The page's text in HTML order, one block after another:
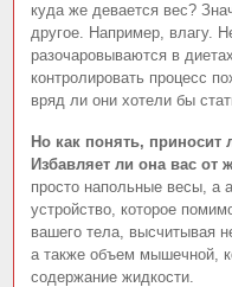
куда же девается вес?
другое. Например, влагу.
разочаровываются в
контролировать процесс
вряд ли они хотели бы
Но как понять,
Избавляет ли она вас от
просто напольные весы, а
устройство, которое
вашего тела, высчитывая
а также объем мышечной,
содержание жидкости.